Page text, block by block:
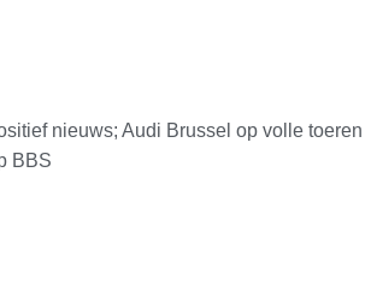
nieuws; Audi Brussel op volle toeren
BBS